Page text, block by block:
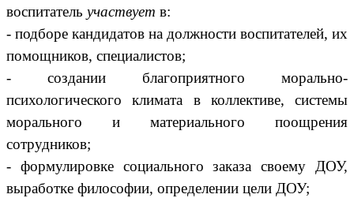
воспитатель участвует в:
- подборе кандидатов на должности воспитателей, их
помощников, специалистов;
- создании благоприятного морально-
психологического климата в коллективе, системы
морального и материального поощрения
сотрудников;
- формулировке социального заказа своему ДОУ,
выработке философии, определении цели ДОУ;